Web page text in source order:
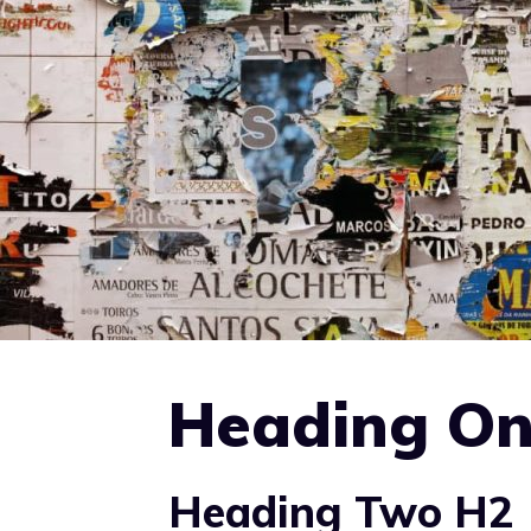
Heading
Heading Two H2